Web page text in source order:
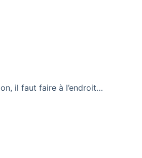
il faut faire à l’endroit…